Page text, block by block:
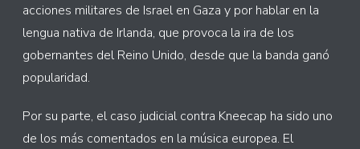
acciones militares de Israel en Gaza y por hablar en la
lengua nativa de Irlanda, que provoca la ira de los
gobernantes del Reino Unido, desde que la banda ganó
popularidad.
Por su parte, el caso judicial contra Kneecap ha sido uno
de los más comentados en la música europea. El